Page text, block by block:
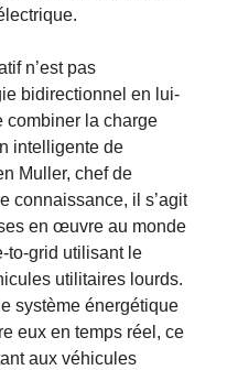
n’est pas
bidirectionnel en lui-
combiner la charge
intelligente de
Muller, chef de
connaissance, il s’agit
en œuvre au monde
to-grid utilisant le
utilitaires lourds.
système énergétique
eux en temps réel, ce
aux véhicules